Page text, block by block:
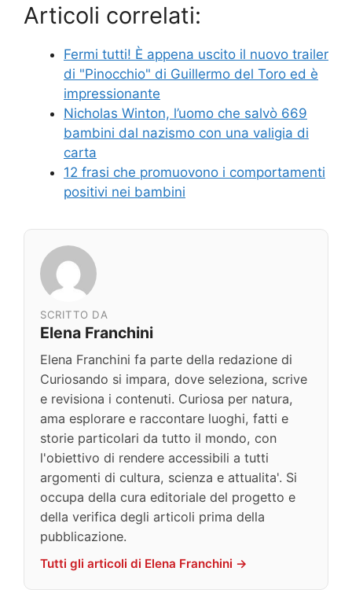
Articoli correlati:
Fermi tutti! È appena uscito il nuovo trailer
di "Pinocchio" di Guillermo del Toro ed è
impressionante
Nicholas Winton, l’uomo che salvò 669
bambini dal nazismo con una valigia di
carta
12 frasi che promuovono i comportamenti
positivi nei bambini
SCRITTO DA
Elena Franchini
Elena Franchini fa parte della redazione di
Curiosando si impara, dove seleziona, scrive
e revisiona i contenuti. Curiosa per natura,
ama esplorare e raccontare luoghi, fatti e
storie particolari da tutto il mondo, con
l'obiettivo di rendere accessibili a tutti
argomenti di cultura, scienza e attualita'. Si
occupa della cura editoriale del progetto e
della verifica degli articoli prima della
pubblicazione.
Tutti gli articoli di Elena Franchini →